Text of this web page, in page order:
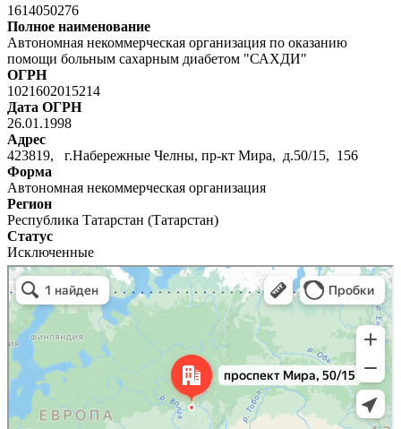
1614050276
Полное наименование
Автономная некоммерческая организация по оказанию
помощи больным сахарным диабетом "САХДИ"
ОГРН
1021602015214
Дата ОГРН
26.01.1998
Адрес
423819, г.Набережные Челны, пр-кт Мира, д.50/15, 156
Форма
Автономная некоммерческая организация
Регион
Республика Татарстан (Татарстан)
Статус
Исключенные